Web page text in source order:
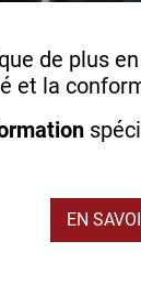
de plus
et la
EN